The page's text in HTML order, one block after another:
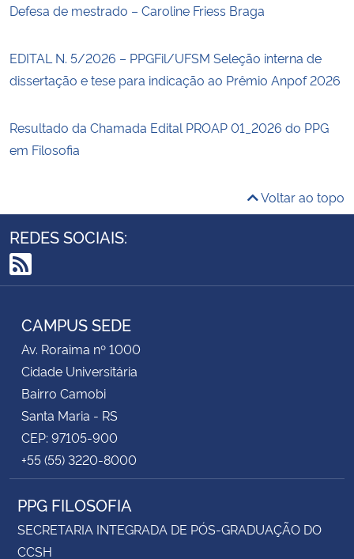
Defesa de mestrado – Caroline Friess Braga
EDITAL N. 5/2026 – PPGFil/UFSM Seleção interna de
dissertação e tese para indicação ao Prêmio Anpof 2026
Resultado da Chamada Edital PROAP 01_2026 do PPG
em Filosofia
Voltar ao topo
REDES SOCIAIS:
RSS
CAMPUS SEDE
Av. Roraima nº 1000
Cidade Universitária
Bairro Camobi
Santa Maria - RS
CEP: 97105-900
+55 (55) 3220-8000
PPG FILOSOFIA
SECRETARIA INTEGRADA DE PÓS-GRADUAÇÃO DO
CCSH